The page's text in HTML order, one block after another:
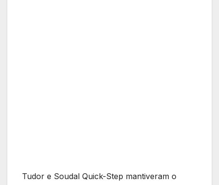
Tudor e Soudal Quick-Step mantiveram o